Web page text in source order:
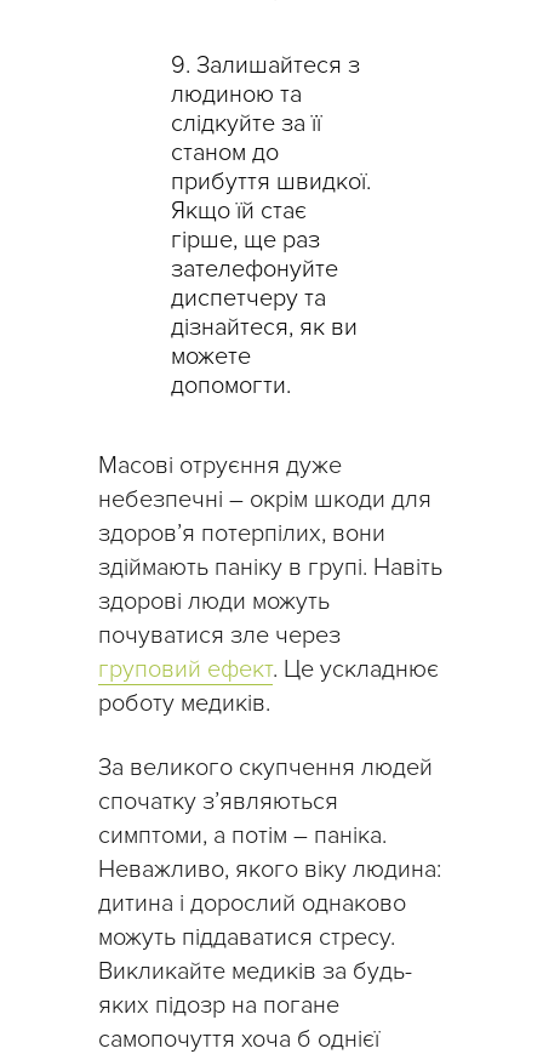
Залишайтеся з
людиною та
слідкуйте за її
станом до
прибуття швидкої.
Якщо їй стає
гірше, ще раз
зателефонуйте
диспетчеру та
дізнайтеся, як ви
можете
допомогти.
Масові отруєння дуже
небезпечні – окрім шкоди для
здоров’я потерпілих, вони
здіймають паніку в групі. Навіть
здорові люди можуть
почуватися зле через
груповий ефект. Це ускладнює
роботу медиків.
За великого скупчення людей
спочатку з’являються
симптоми, а потім – паніка.
Неважливо, якого віку людина:
дитина і дорослий однаково
можуть піддаватися стресу.
Викликайте медиків за будь-
яких підозр на погане
самопочуття хоча б однієї